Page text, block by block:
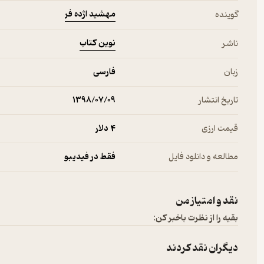
گوینده مهشید اژده فر
ناشر نوین کتاب
زبان فارسی
تاریخ انتشار ۱۳۹۸/۰۷/۰۹
قیمت ارزی 4 دلار
مطالعه و دانلود فایل فقط در فیدیبو
نقد و امتیاز من
بقیه را از نظرت باخبر کن:
دیگران نقد کردند